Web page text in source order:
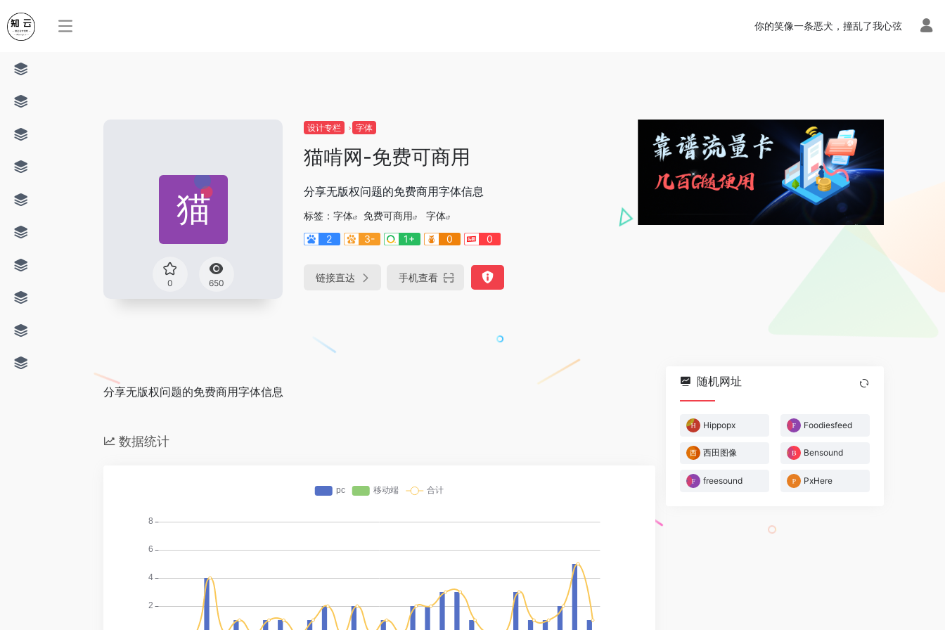
你的笑像一条恶犬，撞乱了我心弦
0 650
设计专栏 字体
猫啃网-免费可商用
分享无版权问题的免费商用字体信息
标签： 字体 免费可商用
字体
2
3- 1+ 0 0
链接直达 手机查看
分享无版权问题的免费商用字体信息
数据统计
随机网址
Hippopx Foodiesfeed
西田图像 Bensound
freesound PxHere